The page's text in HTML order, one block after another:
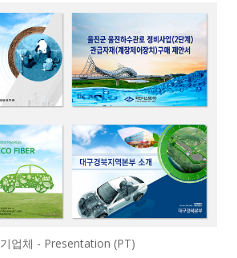
기업체 - Presentation (PT)